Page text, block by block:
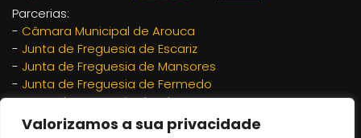
Valorizamos a sua privacidade
Parcerias:
- Câmara Municipal de Arouca
- Junta de Freguesia de Escariz
- Junta de Freguesia de Mansores
- Junta de Freguesia de Fermedo
-Junta de Freguesia de Chave
Junta de Freguesia de São Miguel do Mato